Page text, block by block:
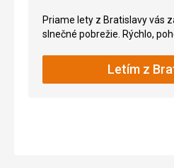
sprievodcom.
Nenáročné
Stredne
náročné
Priame lety z Bratislavy vás
slnečné pobrežie. Rýchlo,
Letím z